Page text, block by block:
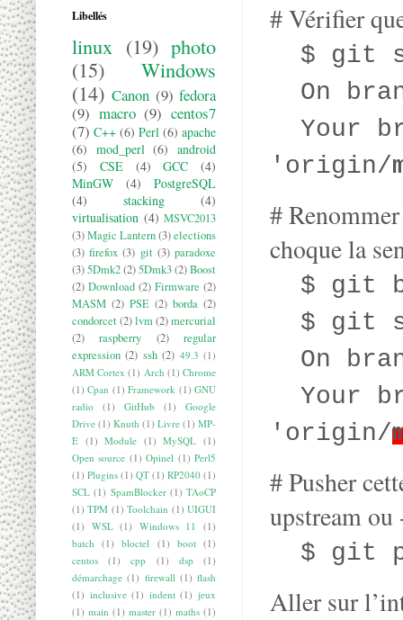
# Vérifier
$ git
On
Your
'origin/
#
choque la
$ git
$ git
On
Your
'origin/
# Pusher
upstream ou
$ git
Aller sur
Libellés
linux (19) photo
(15)
Windows
(14) Canon (9) fedora
(9) macro (9) centos7
(7) C++ (6) Perl (6) apache
(6) mod_perl (6) android
(5)
CSE (4) GCC
(4)
MinGW
(4)
PostgreSQL
(4)
stacking
(4)
virtualisation (4) MSVC2013
(3)Magic Lantern(3)elections
(3) firefox (3) git (3) paradoxe
(3)5Dmk2(2)5Dmk3(2)Boost
(2) Download (2) Firmware (2)
MASM (2) PSE (2) borda (2)
condorcet(2)lvm(2)mercurial
(2)
raspberry (2)
regular
expression (2) ssh (2) 49.3 (1)
ARM Cortex (1) Arch (1) Chrome
(1) Cpan (1) Framework (1) GNU
radio
(1) GitHub (1)
Google
Drive (1) Knuth (1) Livre (1) MP-
E (1) Module (1) MySQL (1)
Open source (1) Opinel (1) Perl5
(1) Plugins (1) QT (1) RP2040 (1)
SCL (1) SpamBlocker (1) TAoCP
(1) TPM (1) Toolchain (1) UIGUI
(1) WSL (1) Windows 11
(1)
batch
(1) bloctel (1) boot (1)
centos
(1) cpp (1) dsp
(1)
démarchage (1) firewall (1) flash
(1) inclusive (1) indent (1) jeux
(1) main (1) master (1) maths (1)